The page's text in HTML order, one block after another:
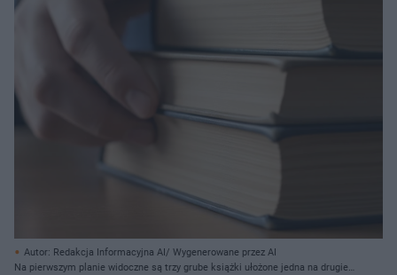
Autor: Redakcja Informacyjna AI/ Wygenerowane przez AI
Na pierwszym planie widoczne są trzy grube książki ułożone jedna na drugiej,